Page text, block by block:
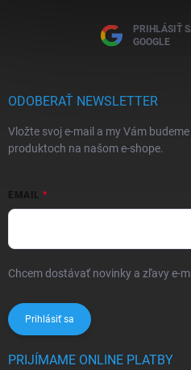
PRIHLÁSIŤ
GOOGLE
ODOBERAŤ NEWSLETTER
Vložte svoj e-mail a my Vám
produktoch na našom e-shope.
EMAIL
Chcem dostávať novinky a zľavy e-
Prihlásiť sa
PRIJÍMAME ONLINE PLATBY